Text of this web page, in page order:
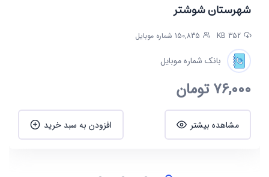
شهرستان شوشتر
352 KB 150,835 شماره موبایل
بانک شماره موبایل
76,000تومان
مشاهده بیشتر افزودن به سبد خرید